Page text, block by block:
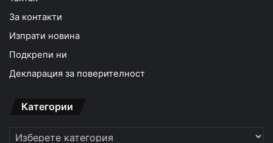
За контакти
Изпрати новина
Подкрепи ни
Декларация за поверителност
Категории
Категории